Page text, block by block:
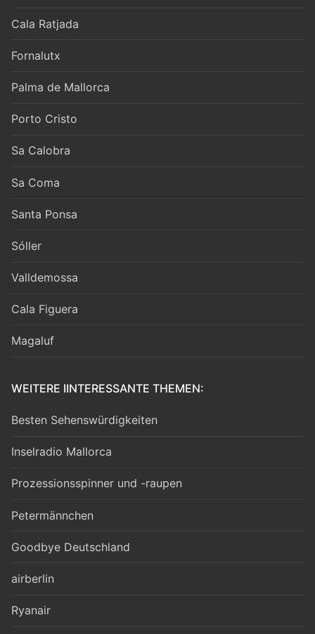
Cala Ratjada
Fornalutx
Palma de Mallorca
Porto Cristo
Sa Calobra
Sa Coma
Santa Ponsa
Sóller
Valldemossa
Cala Figuera
Magaluf
WEITERE IINTERESSANTE THEMEN:
Besten Sehenswürdigkeiten
Inselradio Mallorca
Prozessionsspinner und -raupen
Petermännchen
Goodbye Deutschland
airberlin
Ryanair